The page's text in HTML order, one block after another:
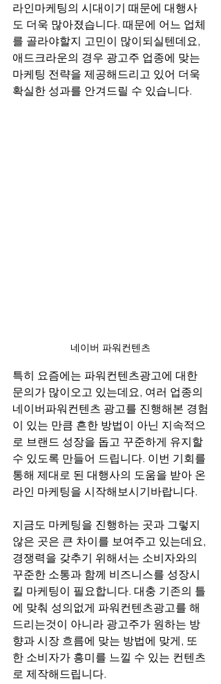
라인마케팅의 시대이기 때문에 대행사
도 더욱 많아졌습니다. 때문에 어느 업체
를 골라야할지 고민이 많이되실텐데요,
애드크라운의 경우 광고주 업종에 맞는
마케팅 전략을 제공해드리고 있어 더욱
확실한 성과를 안겨드릴 수 있습니다.
네이버 파워컨텐츠
특히 요즘에는 파워컨텐츠광고에 대한
문의가 많이오고 있는데요, 여러 업종의
네이버파워컨텐츠 광고를 진행해본 경험
이 있는 만큼 흔한 방법이 아닌 지속적으
로 브랜드 성장을 돕고 꾸준하게 유지할
수 있도록 만들어 드립니다. 이번 기회를
통해 제대로 된 대행사의 도움을 받아 온
라인 마케팅을 시작해보시기바랍니다.
지금도 마케팅을 진행하는 곳과 그렇지
않은 곳은 큰 차이를 보여주고 있는데요,
경쟁력을 갖추기 위해서는 소비자와의
꾸준한 소통과 함께 비즈니스를 성장시
킬 마케팅이 필요합니다. 대충 기존의 틀
에 맞춰 성의없게 파워컨텐츠광고를 해
드리는것이 아니라 광고주가 원하는 방
향과 시장 흐름에 맞는 방법에 맞게, 또
한 소비자가 흥미를 느낄 수 있는 컨텐츠
로 제작해드립니다.